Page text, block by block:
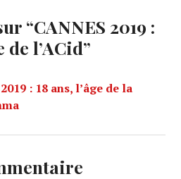
“CANNES 2019 :
l’ACid”
: 18 ans, l’âge de la